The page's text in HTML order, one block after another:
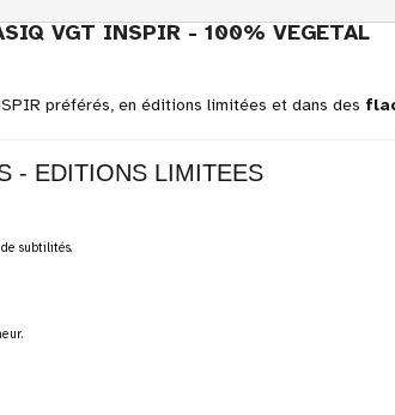
VGT INSPIR - 100% VEGETAL
préférés, en éditions limitées et dans des
- EDITIONS LIMITEES
subtilités.